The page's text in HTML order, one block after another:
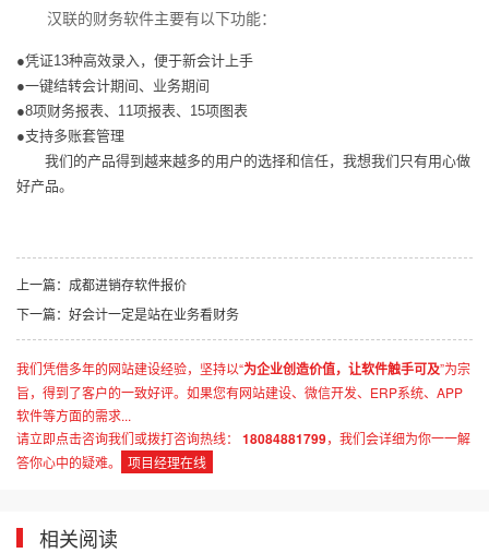
汉联的财务软件主要有以下功能：
●凭证13种高效录入，便于新会计上手
●一键结转会计期间、业务期间
●8项财务报表、11项报表、15项图表
●支持多账套管理
我们的产品得到越来越多的用户的选择和信任，我想我们只有用心做
好产品。
上一篇：成都进销存软件报价
下一篇：好会计一定是站在业务看财务
我们凭借多年的网站建设经验，坚持以“为企业创造价值，让软件触手可及”为宗
旨，得到了客户的一致好评。如果您有网站建设、微信开发、ERP系统、APP
软件等方面的需求...
请立即点击咨询我们或拨打咨询热线：
18084881799，我们会详细为你一一解
答你心中的疑难。
项目经理在线
相关阅读